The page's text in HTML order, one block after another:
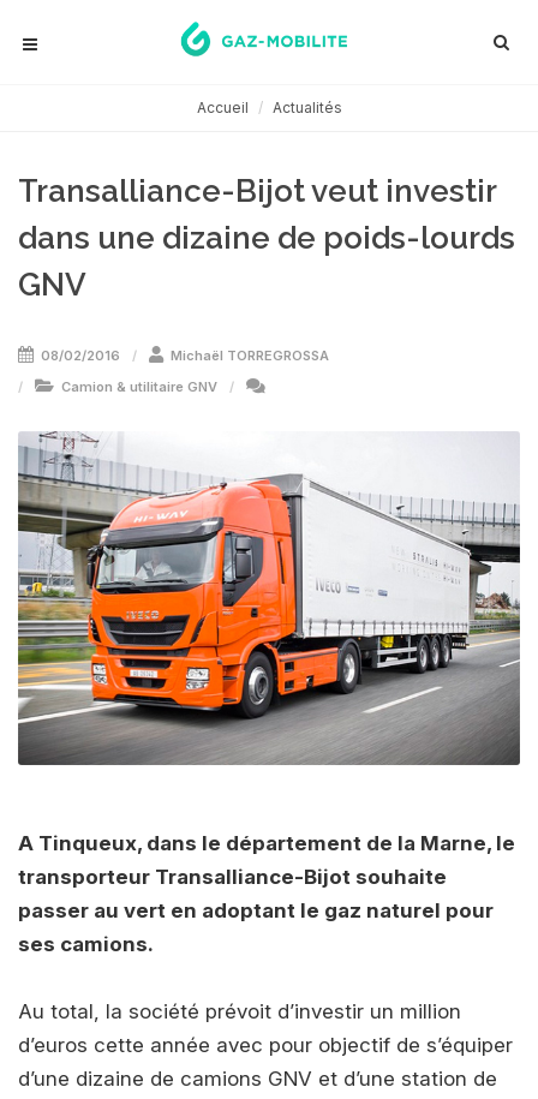
Accueil Actualités
Transalliance-Bijot veut investir
dans une dizaine de poids-lourds
GNV
08/02/2016
Michaël TORREGROSSA
Camion & utilitaire GNV
A Tinqueux, dans le département de la Marne, le
transporteur Transalliance-Bijot souhaite
passer au vert en adoptant le gaz naturel pour
ses camions.
Au total, la société prévoit d’investir un million
d’euros cette année avec pour objectif de s’équiper
d’une dizaine de camions GNV et d’une station de